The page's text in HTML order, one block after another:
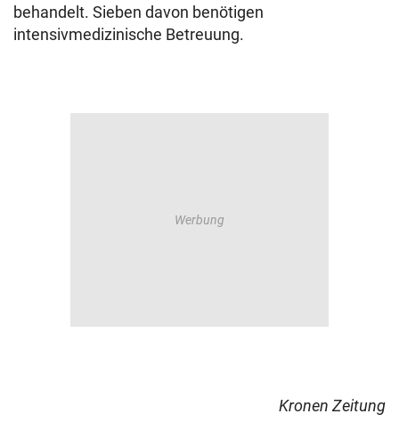
behandelt. Sieben davon benötigen
intensivmedizinische Betreuung.
Kronen Zeitung